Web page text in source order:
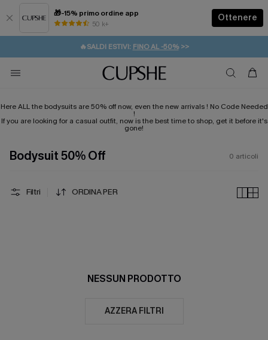
🎁-15% primo ordine app
50 k+
Ottenere
⚡️-15% SUGLI ESSENZIALI DA VACANZA | ACQUISTA
🔥SALDI ESTIVI: FINO AL -50%>>
🚚SPEDIZIONE GRATUITA DA 49€
💌REGALO PER I NUOVI: 20% DI SCONTO*
Here ALL the bodysuits are 50% off now, even the new arrivals ! No Code Needed
!
If you are looking for a casual outfit, now is the best time to shop, get it before it's
gone!
Bodysuit 50% Off 0 articoli
Filtri ORDINA PER
NESSUN PRODOTTO
AZZERA FILTRI